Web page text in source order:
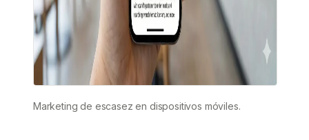
Marketing de escasez en dispositivos móviles.